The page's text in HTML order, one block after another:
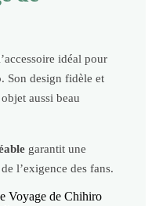
idéal pour
Son design fidèle et
aussi beau
garantit une
l’exigence des fans.